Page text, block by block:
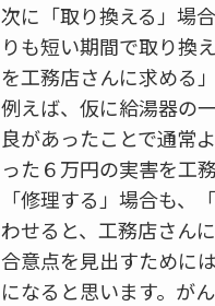
次に「取り換える」場
りも短い期間で取り換
を工務店さんに求める
例えば、仮に給湯器の
良があったことで通常
った６万円の実害を工
「修理する」場合も
わせると、工務店さん
合意点を見出すために
になると思います。が